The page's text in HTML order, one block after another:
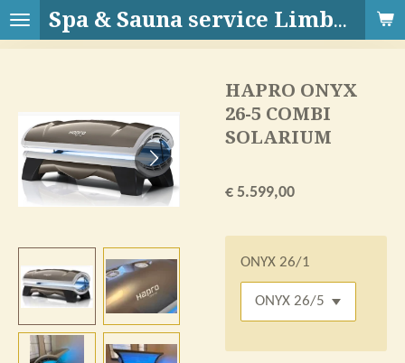
Ga
direct
hoofdinhoud
Spa & Sauna service Limburg
HAPRO ONYX
26-5 COMBI
SOLARIUM
€ 5.599,00
ONYX 26/1